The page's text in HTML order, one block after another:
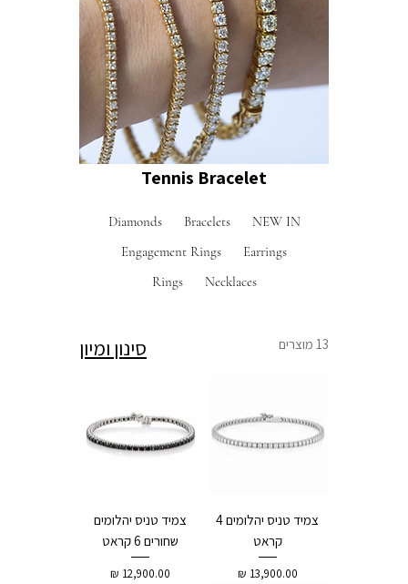
Tennis Bracelet
NEW IN
Bracelets
Diamonds
Earrings
Engagement Rings
Necklaces
Rings
13 מוצרים סינון ומיון
צמיד טניס יהלומים 4
קראט
מחיר
צמיד טניס יהלומים
שחורים 6 קראט
מחיר